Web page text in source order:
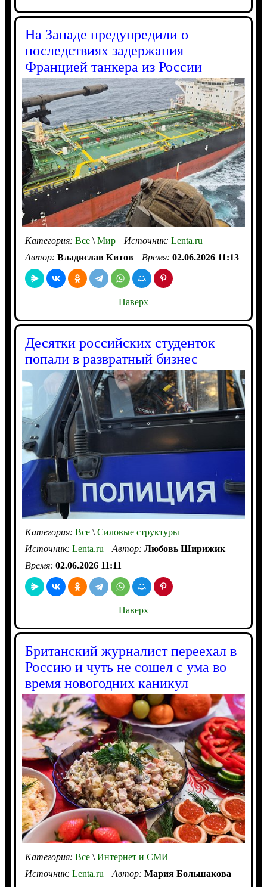
На Западе предупредили о
последствиях задержания
Францией танкера из России
Категория: Все\Мир Источник: Lenta.ru
Автор: Владислав Китов Время: 02.06.2026 11:13
Наверх
Десятки российских студенток
попали в развратный бизнес
Категория: Все\Силовые структуры
Источник: Lenta.ru Автор: Любовь Ширижик
Время: 02.06.2026 11:11
Наверх
Британский журналист переехал в
Россию и чуть не сошел с ума во
время новогодних каникул
Категория: Все\Интернет и СМИ
Источник: Lenta.ru Автор: Мария Большакова